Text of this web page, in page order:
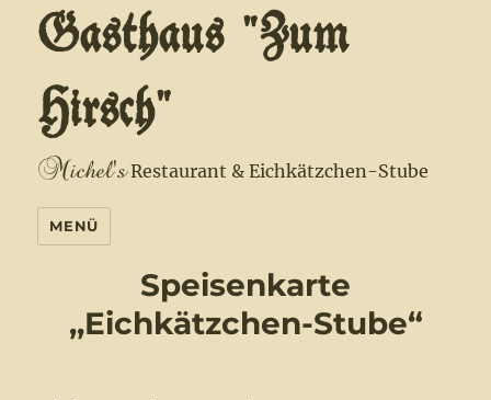
Gasthaus "Zum
Hirsch"
Michel's Restaurant & Eichkätzchen-Stube
MENÜ
Speisenkarte
,,Eichkätzchen-Stube“